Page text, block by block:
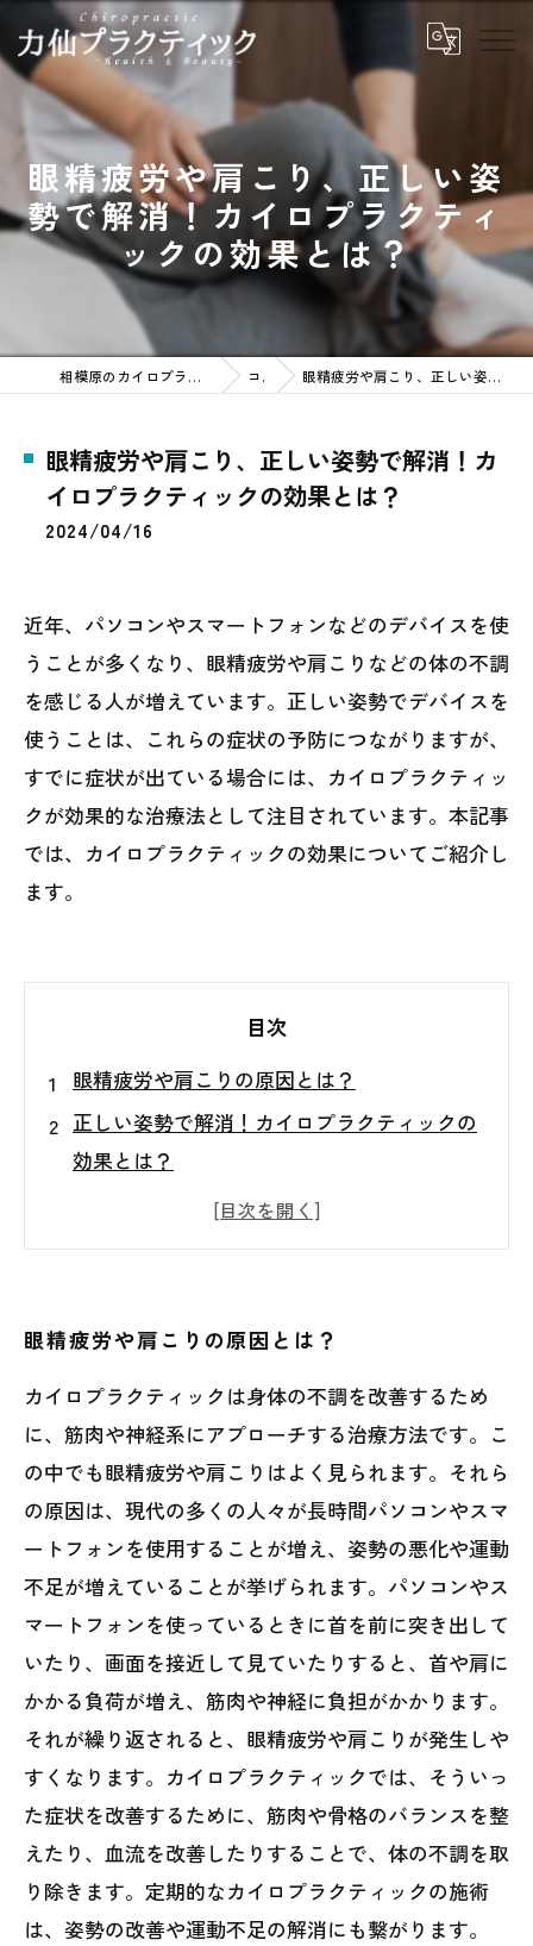
眼精疲労や肩こり、正しい姿
勢で解消！カイロプラクティ
ックの効果とは？
相模原のカイロプラクティックなら力仙プラクティック コラム 眼精疲労や肩こり、正しい姿勢で解消！カイロプラクティックの効果とは？
眼精疲労や肩こり、正しい姿勢で解消！カ
イロプラクティックの効果とは？
2024/04/16
近年、パソコンやスマートフォンなどのデバイスを使
うことが多くなり、眼精疲労や肩こりなどの体の不調
を感じる人が増えています。正しい姿勢でデバイスを
使うことは、これらの症状の予防につながりますが、
すでに症状が出ている場合には、カイロプラクティッ
クが効果的な治療法として注目されています。本記事
では、カイロプラクティックの効果についてご紹介し
ます。
目次
眼精疲労や肩こりの原因とは？
正しい姿勢で解消！カイロプラクティックの
効果とは？
どんな人におすすめ？カイロプラクティック
を受けるときの注意点
る症状は？
眼精疲労や肩こりの原因とは？
カイロプラクティックは身体の不調を改善するため
に、筋肉や神経系にアプローチする治療方法です。こ
の中でも眼精疲労や肩こりはよく見られます。それら
の原因は、現代の多くの人々が長時間パソコンやスマ
ートフォンを使用することが増え、姿勢の悪化や運動
不足が増えていることが挙げられます。パソコンやス
マートフォンを使っているときに首を前に突き出して
いたり、画面を接近して見ていたりすると、首や肩に
かかる負荷が増え、筋肉や神経に負担がかかります。
それが繰り返されると、眼精疲労や肩こりが発生しや
すくなります。カイロプラクティックでは、そういっ
た症状を改善するために、筋肉や骨格のバランスを整
えたり、血流を改善したりすることで、体の不調を取
り除きます。定期的なカイロプラクティックの施術
は、姿勢の改善や運動不足の解消にも繋がります。